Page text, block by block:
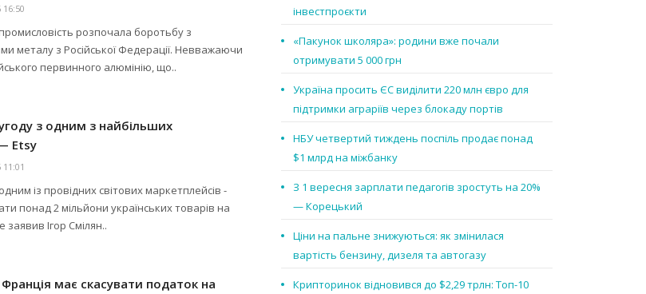
16:50
розпочала боротьбу з
металу з Російської Федерації. Невважаючи
первинного алюмінію, що..
з одним з найбільших
Etsy
11:01
із провідних світових маркетплейсів -
понад 2 мільйони українських товарів на
Ігор Смілян..
має скасувати податок на
інвестпроєкти
«Пакунок школяра»: родини вже почали
отримувати 5 000 грн
Україна просить ЄС виділити 220 млн євро для
підтримки аграріїв через блокаду портів
НБУ четвертий тиждень поспіль продає понад
$1 млрд на міжбанку
З 1 вересня зарплати педагогів зростуть на 20%
— Корецький
Ціни на пальне знижуються: як змінилася
вартість бензину, дизеля та автогазу
Крипторинок відновився до $2,29 трлн: Топ-10